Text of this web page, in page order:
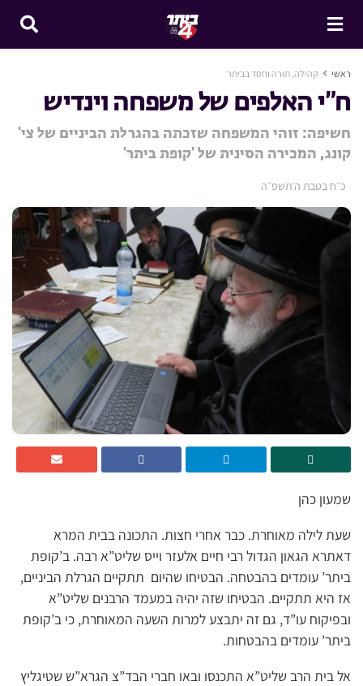
ראשי קהילה, תורה וחסד בביתר
ח”י האלפים של משפחה וינדיש
חשיפה: זוהי המשפחה שזכתה בהגרלת הביניים של צי'
קונג, המכירה הסינית של 'קופת ביתר'
כ״ח בטבת ה׳תשפ״ה
שמעון כהן
שעת לילה מאוחרת. כבר אחרי חצות. התכונה בבית המרא
דאתרא הגאון הגדול רבי חיים אלעזר וייס שליט”א רבה. ב’קופת
ביתר’ עומדים בהבטחה. הבטיחו שהיום תתקיים הגרלת הביניים,
אז היא תתקיים. הבטיחו שזה יהיה במעמד הרבנים שליט”א
ובפיקוח עו”ד, גם זה יתבצע למרות השעה המאוחרת, כי ב’קופת
ביתר’ עומדים בהבטחות.
אל בית הרב שליט”א התכנסו ובאו חברי הבד”צ הגרא”ש שטיגליץ